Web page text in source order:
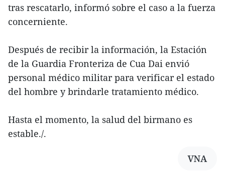
tras rescatarlo, informó sobre el caso a la fuerza
concerniente.
Después de recibir la información, la Estación
de la Guardia Fronteriza de Cua Dai envió
personal médico militar para verificar el estado
del hombre y brindarle tratamiento médico.
Hasta el momento, la salud del birmano es
estable./.
VNA